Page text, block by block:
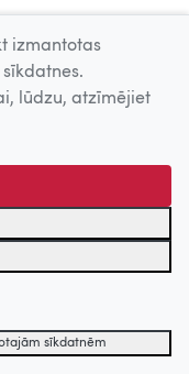
izmantotas
lūdzu, atzīmējiet
sīkdatnēm